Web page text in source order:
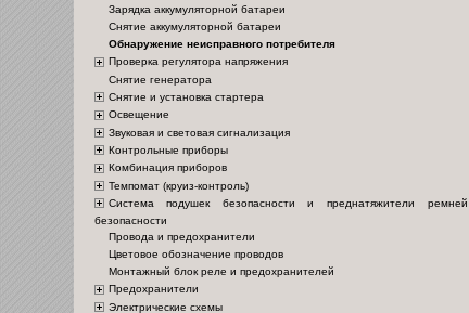
Зарядка аккумуляторной батареи
Снятие аккумуляторной батареи
Обнаружение неисправного потребителя
Проверка регулятора напряжения
Снятие генератора
Снятие и установка стартера
Освещение
Звуковая и световая сигнализация
Контрольные приборы
Комбинация приборов
Темпомат (круиз-контроль)
Система подушек безопасности и преднатяжители ремней
безопасности
Провода и предохранители
Цветовое обозначение проводов
Монтажный блок реле и предохранителей
Предохранители
Электрические схемы